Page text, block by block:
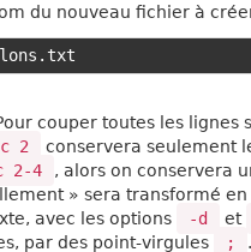
du nouveau fichier à
couper toutes les lignes
2
conservera seulement
2-4
, alors on conservera
» sera transformé
avec les options
-d et
par des point-virgules
;